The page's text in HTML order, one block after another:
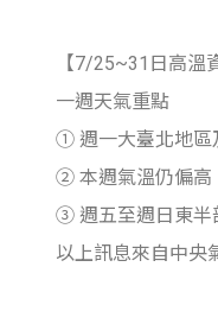
【7/25~31日高溫
一週天氣重點
① 週一大臺北地區
② 本週氣溫仍偏高
③ 週五至週日東半
以上訊息來自中央